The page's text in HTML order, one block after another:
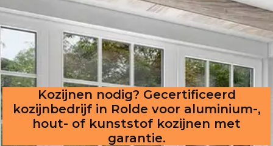
Kozijnen nodig? Gecertificeerd
kozijnbedrijf in Rolde voor aluminium-,
hout- of kunststof kozijnen met
garantie.